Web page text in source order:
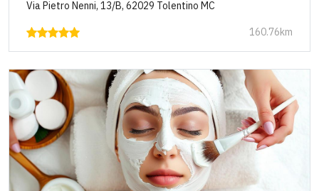
Via Pietro Nenni, 13/B, 62029 Tolentino MC
160.76km